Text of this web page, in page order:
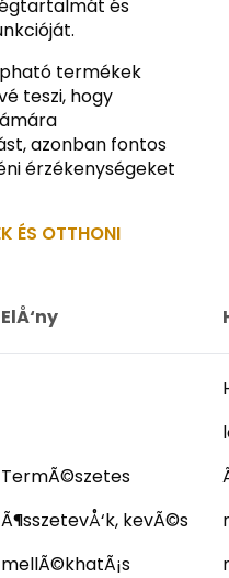
és
termékek
teszi, hogy
azonban fontos
érzékenységeket
ÉS OTTHONI
ElÅ‘ny
TermÃ©szetes
Ã¶sszetevÅ‘k, kevÃ©s
mellÃ©khatÃ¡s